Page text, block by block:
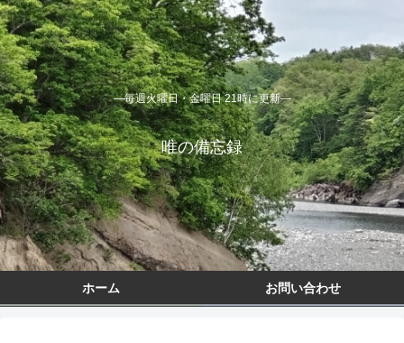
―毎週火曜日・金曜日 21時に更新―
唯の備忘録
ホーム お問い合わせ